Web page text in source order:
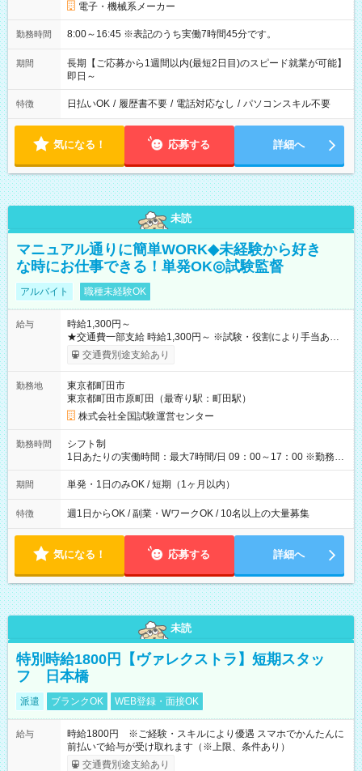
電子・機械系メーカー
勤務時間 8:00～16:45 ※表記のうち実働7時間45分です。
期間
長期【ご応募から1週間以内(最短2日目)のスピード就業が可能】
即日～
特徴 日払いOK / 履歴書不要 / 電話対応なし / パソコンスキル不要
気になる！ 応募する 詳細へ
未読
マニュアル通りに簡単WORK◆未経験から好き
な時にお仕事できる！単発OK◎試験監督
アルバイト 職種未経験OK
給与
時給1,300円～
★交通費一部支給 時給1,300円～ ※試験・役割により手当あり
※勤務回数により昇給あり 【即給（前払い）オプションあ
り！】 希望される場合、勤務から1週間ほどで給与の一部を受け
例】 ・河合塾模擬試験 8:30～17:30（休憩1時間） 時給1,300円
×8時間＝日収10,400円＋交通費 ※当日の役割により時給＋100
円の場合あり ・国家試験 7:00～13:30（休憩なし） 時給1,300
円（役割手当＋100円）×6時間＝日収8,400円＋交通費 【試用期
間】試用期間なし
交通費別途支給あり
勤務地
東京都町田市
東京都町田市原町田（最寄り駅：町田駅）
株式会社全国試験運営センター
勤務時間
シフト制
1日あたりの実働時間：最大7時間/日 09：00～17：00 ※勤務時
間は 試験により異なります。
期間 単発・1日のみOK / 短期（1ヶ月以内）
特徴 週1日からOK / 副業・WワークOK / 10名以上の大量募集
気になる！ 応募する 詳細へ
未読
特別時給1800円【ヴァレクストラ】短期スタッ
フ 日本橋
派遣 ブランクOK WEB登録・面接OK
給与
時給1800円 ※ご経験・スキルにより優遇 スマホでかんたんに
前払いで給与が受け取れます（※上限、条件あり）
交通費別途支給あり